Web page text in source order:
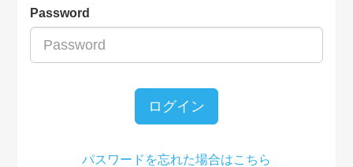
Password
ログイン
パスワードを忘れた場合はこちら